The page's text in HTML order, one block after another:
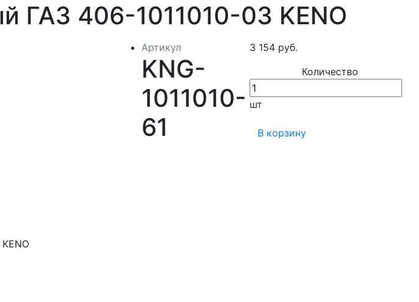
ГАЗ 406-1011010-03 KENO
Артикул
KNG-
1011010-
61
3 154 руб.
Количество
шт
В корзину